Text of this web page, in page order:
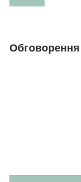
Обговорення